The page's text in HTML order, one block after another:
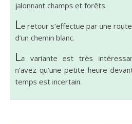
jalon­nant champs et forêts.
Le retour s’ef­fectue par une
d’un chemin blanc.
La vari­ante est très
n’avez qu’une petite heure
temps est incer­tain.